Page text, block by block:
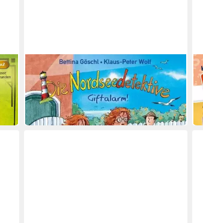
JUMBO VERLAG
Hörspiel Die Nordseedetektive:
Giftalarm (Folge 11),1 Audio-CD
18,95 €
in 3-4 Werktagen bei dir